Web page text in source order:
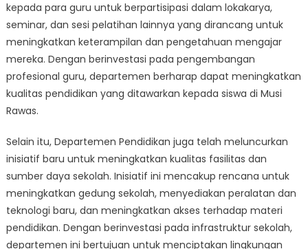
kepada para guru untuk berpartisipasi dalam lokakarya,
seminar, dan sesi pelatihan lainnya yang dirancang untuk
meningkatkan keterampilan dan pengetahuan mengajar
mereka. Dengan berinvestasi pada pengembangan
profesional guru, departemen berharap dapat meningkatkan
kualitas pendidikan yang ditawarkan kepada siswa di Musi
Rawas.
Selain itu, Departemen Pendidikan juga telah meluncurkan
inisiatif baru untuk meningkatkan kualitas fasilitas dan
sumber daya sekolah. Inisiatif ini mencakup rencana untuk
meningkatkan gedung sekolah, menyediakan peralatan dan
teknologi baru, dan meningkatkan akses terhadap materi
pendidikan. Dengan berinvestasi pada infrastruktur sekolah,
departemen ini bertujuan untuk menciptakan lingkungan